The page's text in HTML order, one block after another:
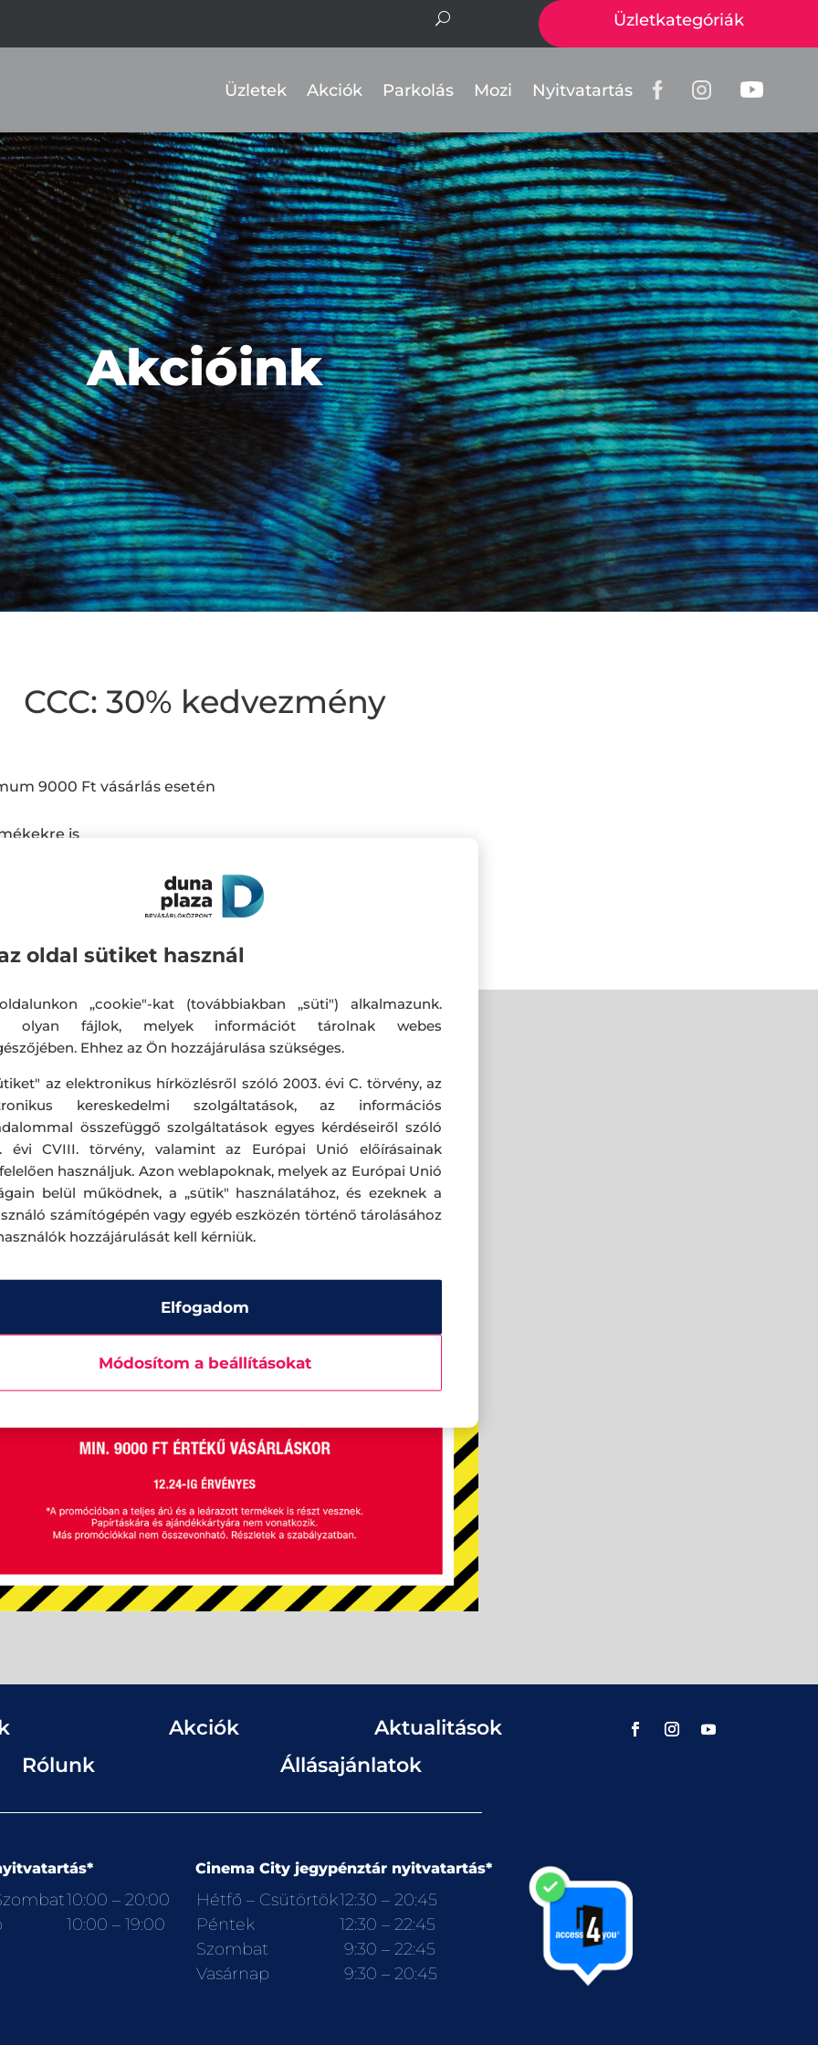
Üzletkategóriák
Üzletek Akciók Parkolás Mozi Nyitvatartás
Akcióink
CCC: 30% kedvezmény
9000 Ft vásárlás esetén
is
Akciók
Aktualitások
Rólunk
Állásajánlatok
10:00 – 20:00
10:00 – 19:00
Cinema City jegypénztár nyitvatartás*
Hétfő – Csütörtök12:30 – 20:45
Péntek
12:30 – 22:45
Szombat
9:30 – 22:45
Vasárnap
9:30 – 20:45
oldal sütiket használ
„cookie"-kat (továbbiakban „süti") alkalmazunk.
olyan fájlok, melyek információt tárolnak webes
Ehhez az Ön hozzájárulása szükséges.
az elektronikus hírközlésről szóló 2003. évi C. törvény, az
kereskedelmi szolgáltatások, az információs
összefüggő szolgáltatások egyes kérdéseiről szóló
évi CVIII. törvény, valamint az Európai Unió előírásainak
használjuk. Azon weblapoknak, melyek az Európai Unió
belül működnek, a „sütik" használatához, és ezeknek a
számítógépén vagy egyéb eszközén történő tárolásához
hozzájárulását kell kérniük.
Elfogadom
Módosítom a beállításokat